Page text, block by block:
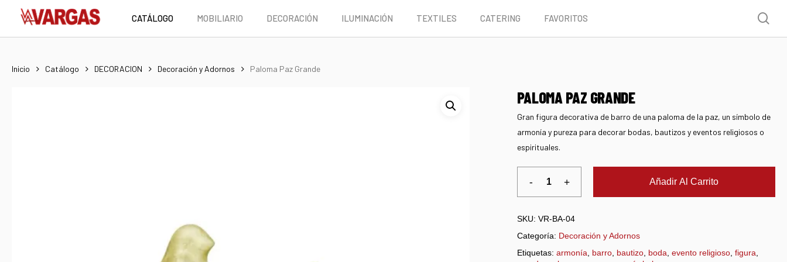
main
CATÁLOGO MOBILIARIO DECORACIÓN ILUMINACIÓN TEXTILES CATERING FAVORITOS
Inicio Catálogo DECORACION Decoración y Adornos Paloma Paz Grande
PALOMA PAZ GRANDE
Gran figura decorativa de barro de una paloma de la paz, un símbolo de
armonía y pureza para decorar bodas, bautizos y eventos religiosos o
espirituales.
Añadir Al Carrito
SKU: VR-BA-04
Categoría: Decoración y Adornos
Etiquetas: armonía barro, bautizo, boda evento religioso, figura